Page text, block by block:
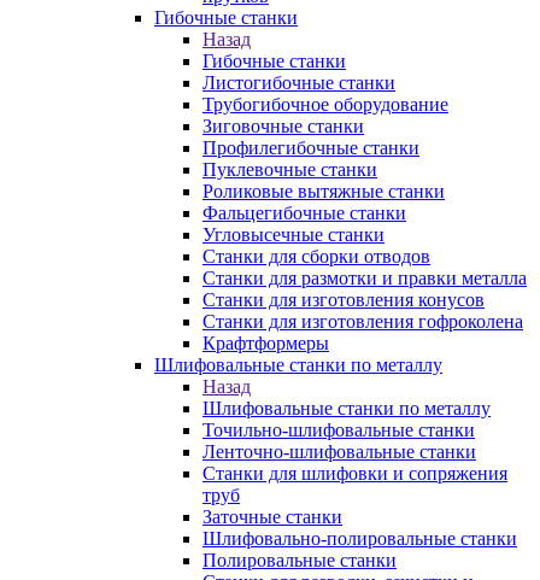
Гибочные станки
Назад
Гибочные станки
Листогибочные станки
Трубогибочное оборудование
Зиговочные станки
Профилегибочные станки
Пуклевочные станки
Роликовые вытяжные станки
Фальцегибочные станки
Угловысечные станки
Станки для сборки отводов
Станки для размотки и правки металла
Станки для изготовления конусов
Станки для изготовления гофроколена
Крафтформеры
Шлифовальные станки по металлу
Назад
Шлифовальные станки по металлу
Точильно-шлифовальные станки
Ленточно-шлифовальные станки
Станки для шлифовки и сопряжения
труб
Заточные станки
Шлифовально-полировальные станки
Полировальные станки